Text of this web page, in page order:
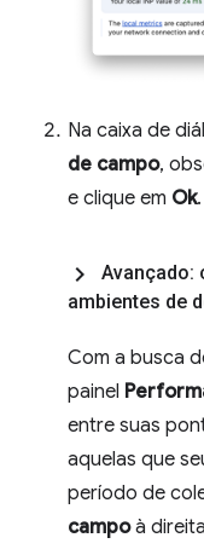
Na caixa de
de campo,
e clique em Ok.
Avançado:
ambientes de
Com a busca
painel
entre suas
aquelas que
período de
campoà